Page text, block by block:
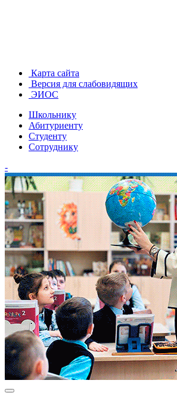
Карта сайта
Версия для слабовидящих
ЭИОС
Школьнику
Абитуриенту
Студенту
Сотруднику
-